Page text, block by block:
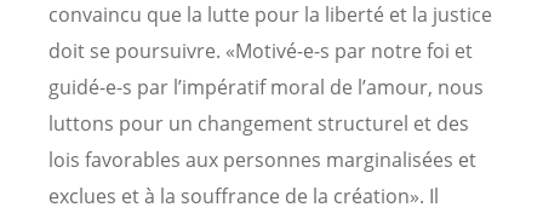
convaincu que la lutte pour la liberté et la justice
doit se poursuivre. «Motivé-e-s par notre foi et
guidé-e-s par l’impératif moral de l’amour, nous
luttons pour un changement structurel et des
lois favorables aux personnes marginalisées et
exclues et à la souffrance de la création». Il